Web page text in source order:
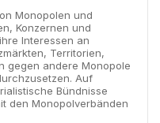
Monopolen und
Konzernen und
Interessen an
Territorien,
gegen andere Monopole
Auf
Bündnisse
den Monopolverbänden